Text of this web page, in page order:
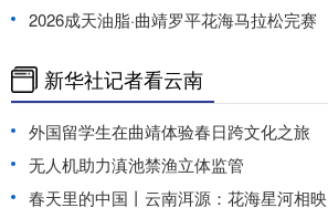
2026成天油脂·曲靖罗平花海马拉松完赛
新华社记者看云南
外国留学生在曲靖体验春日跨文化之旅
无人机助力滇池禁渔立体监管
春天里的中国丨云南洱源：花海星河相